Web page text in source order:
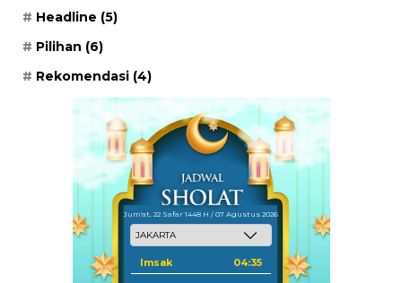
Headline (5)
Pilihan (6)
Rekomendasi (4)
Jum'at, 22 Safar 1448 H / 07 Agustus 2026
Imsak 04:35